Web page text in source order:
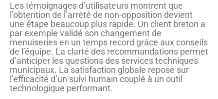
Les témoignages d’utilisateurs montrent que
l’obtention de l’arrêté de non-opposition devient
une étape beaucoup plus rapide. Un client breton a
par exemple validé son changement de
menuiseries en un temps record grâce aux conseils
de l’équipe. La clarté des recommandations permet
d’anticiper les questions des services techniques
municipaux. La satisfaction globale repose sur
l’efficacité d’un suivi humain couplé à un outil
technologique performant.